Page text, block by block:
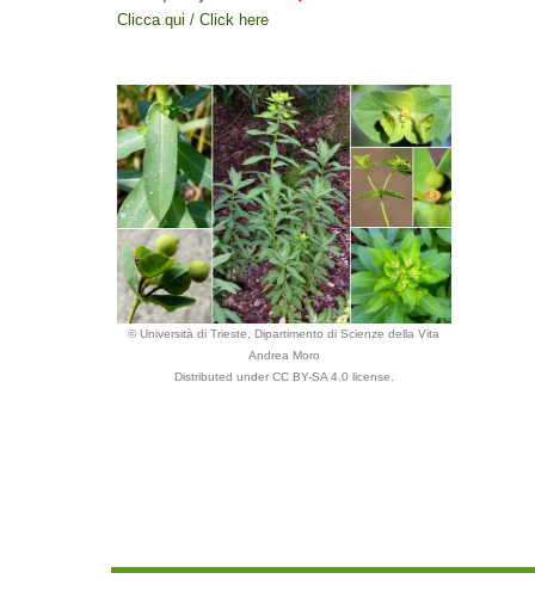
Clicca qui / Click here
© Università di Trieste, Dipartimento di Scienze della Vita
Andrea Moro
Distributed under CC BY-SA 4.0 license.